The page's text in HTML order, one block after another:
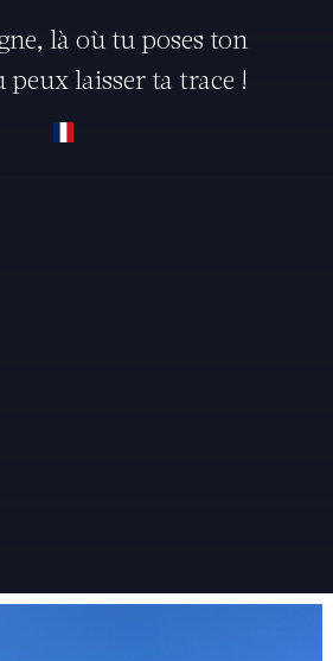
là où tu poses ton
peux laisser ta trace !